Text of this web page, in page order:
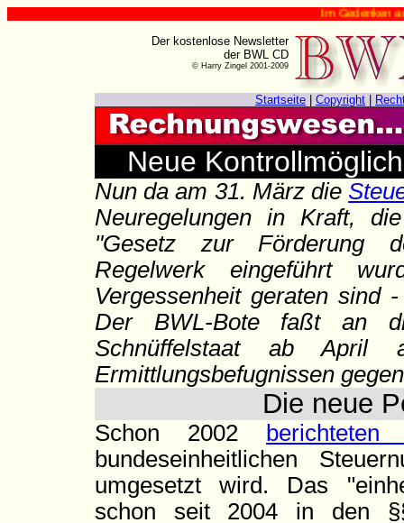
Im Gedenken an Harry
Der kostenlose Newsletter
der BWL CD
© Harry Zingel 2001-2009
Startseite Copyright
Neue
Nun da am 31. März die
Neuregelungen in Kraft,
"Gesetz zur Förderung
Regelwerk eingeführt
Vergessenheit geraten sind
Der BWL-Bote faßt an
Schnüffelstaat ab April
Ermittlungsbefugnissen
Die neue
Schon 2002
berichteten
bundeseinheitlichen
umgesetzt wird. Das
schon seit 2004 in den